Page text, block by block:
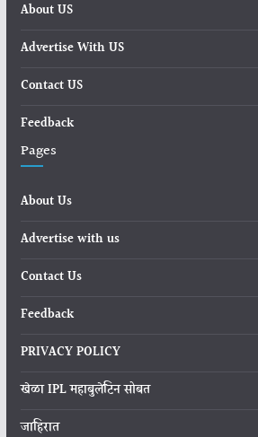
About US
Advertise With US
Contact US
Feedback
Pages
About Us
Advertise with us
Contact Us
Feedback
PRIVACY POLICY
खेळा IPL महाबुलेटिन सोबत
जाहिरात